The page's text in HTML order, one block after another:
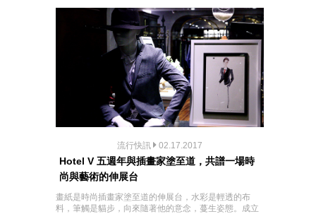
流行快訊 02.17.2017
Hotel V 五週年與插畫家塗至道，共譜一場時
尚與藝術的伸展台
畫紙是時尚插畫家塗至道的伸展台，水彩是輕透的布
料，筆觸是貓步，向來隨著他的意念，蔓生姿態。成立